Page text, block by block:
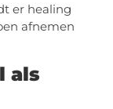
er healing
afnemen
als